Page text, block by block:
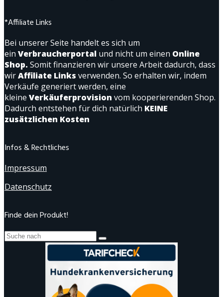
*Affiliate Links
Bei unserer Seite handelt es sich um
ein Verbraucherportal und nicht um einen Online
Shop. Somit finanzieren wir unsere Arbeit dadurch, dass
wirAffiliate Links verwenden. So erhalten wir, indem
Verkäufe generiert werden, eine
kleine Verkäuferprovision vom kooperierenden Shop.
Dadurch entstehen für dich natürlich KEINE
zusätzlichen Kosten
Infos & Rechtliches
Impressum
Datenschutz
Finde dein Produkt!